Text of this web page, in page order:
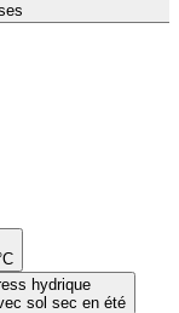
hydrique
sol sec en été